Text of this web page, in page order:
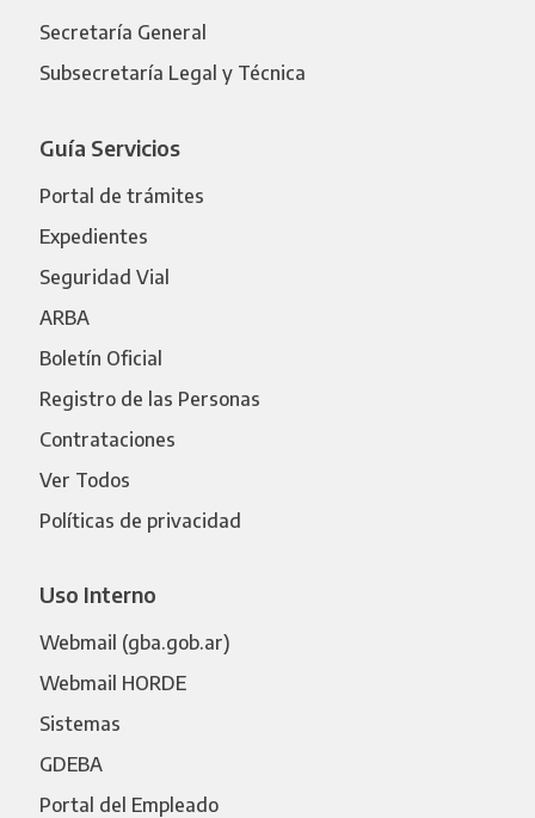
Secretaría General
Subsecretaría Legal y Técnica
Guía Servicios
Portal de trámites
Expedientes
Seguridad Vial
ARBA
Boletín Oficial
Registro de las Personas
Contrataciones
Ver Todos
Políticas de privacidad
Uso Interno
Webmail (gba.gob.ar)
Webmail HORDE
Sistemas
GDEBA
Portal del Empleado